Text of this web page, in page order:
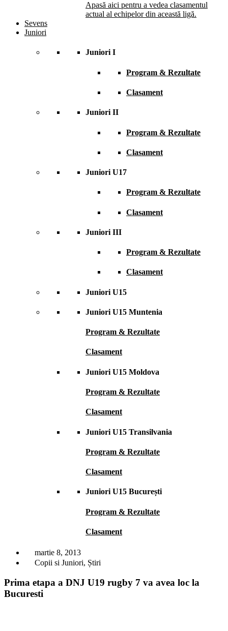
Apasă aici pentru a vedea clasamentul
actual al echipelor din această ligă.
Sevens
Juniori
Juniori I
Program & Rezultate
Clasament
Juniori II
Program & Rezultate
Clasament
Juniori U17
Program & Rezultate
Clasament
Juniori III
Program & Rezultate
Clasament
Juniori U15
Juniori U15 Muntenia
Program & Rezultate
Clasament
Juniori U15 Moldova
Program & Rezultate
Clasament
Juniori U15 Transilvania
Program & Rezultate
Clasament
Juniori U15 București
Program & Rezultate
Clasament
martie 8, 2013
Copii si Juniori, Știri
Prima etapa a DNJ U19 rugby 7 va avea loc la
Bucuresti